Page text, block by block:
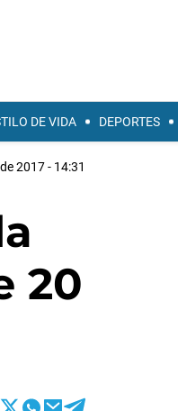
DE VIDA DEPORTES
2017 - 14:31
20